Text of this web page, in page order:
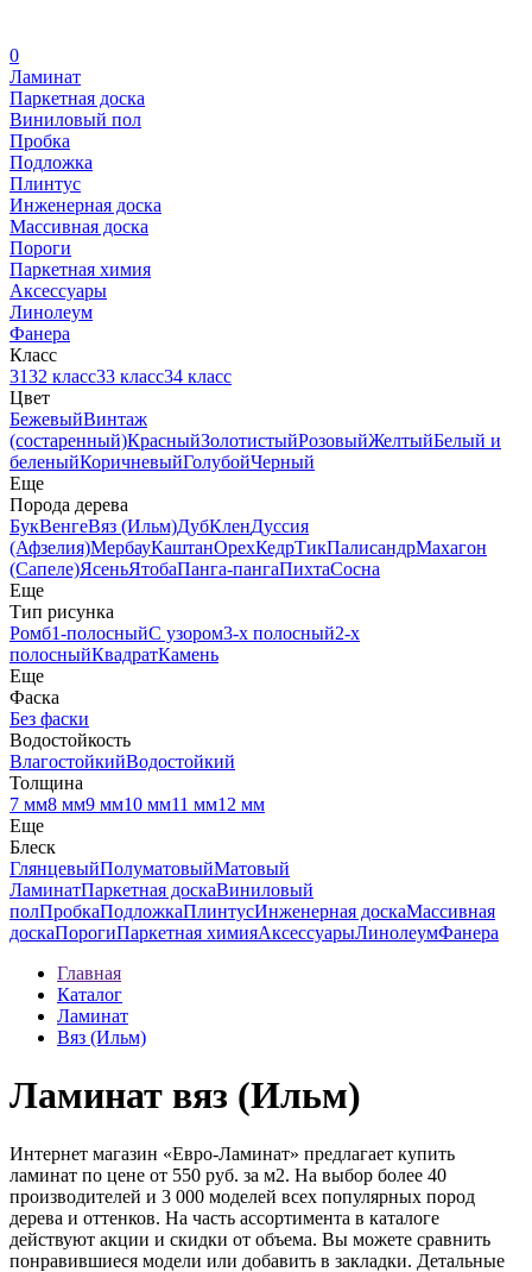
0
Ламинат
Паркетная доска
Виниловый пол
Пробка
Подложка
Плинтус
Инженерная доска
Массивная доска
Пороги
Паркетная химия
Аксессуары
Линолеум
Фанера
Класс
3132 класс33 класс34 класс
Цвет
БежевыйВинтаж
(состаренный)КрасныйЗолотистыйРозовыйЖелтыйБелый и
беленыйКоричневыйГолубойЧерный
Еще
Порода дерева
БукВенгеВяз (Ильм)ДубКленДуссия
(Афзелия)МербауКаштанОрехКедрТикПалисандрМахагон
(Сапеле)ЯсеньЯтобаПанга-пангаПихтаСосна
Еще
Тип рисунка
Ромб1-полосныйС узором3-х полосный2-х
полосныйКвадратКамень
Еще
Фаска
Без фаски
Водостойкость
ВлагостойкийВодостойкий
Толщина
7 мм8 мм9 мм10 мм11 мм12 мм
Еще
Блеск
ГлянцевыйПолуматовыйМатовый
ЛаминатПаркетная доскаВиниловый
полПробкаПодложкаПлинтусИнженерная доскаМассивная
доскаПорогиПаркетная химияАксессуарыЛинолеумФанера
Главная
Каталог
Ламинат
Вяз (Ильм)
Ламинат вяз (Ильм)
Интернет магазин «Евро-Ламинат» предлагает купить
ламинат по цене от 550 руб. за м2. На выбор более 40
производителей и 3 000 моделей всех популярных пород
дерева и оттенков. На часть ассортимента в каталоге
действуют акции и скидки от объема. Вы можете сравнить
понравившиеся модели или добавить в закладки. Детальные